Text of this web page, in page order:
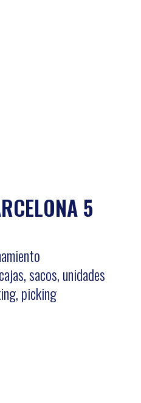
5
sacos, unidades
picking